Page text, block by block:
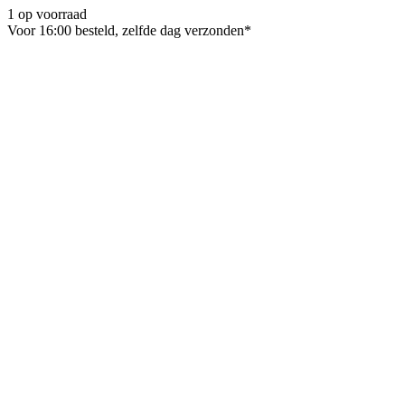
1 op voorraad
Voor 16:00 besteld, zelfde dag verzonden*